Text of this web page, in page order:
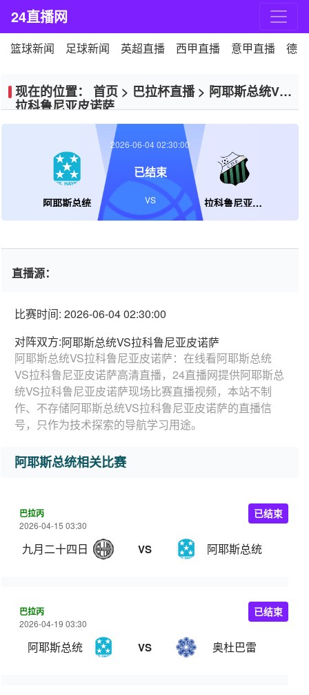
24直播网
篮球新闻 足球新闻 英超直播 西甲直播 意甲直播 德
现在的位置： 首页 > 巴拉杯直播> 阿耶斯总统VS
拉科鲁尼亚皮诺萨
阿耶斯总统 拉科鲁尼亚皮诺萨
2026-06-04 02:30:00
已结束
VS
直播源：
比赛时间: 2026-06-04 02:30:00
对阵双方:阿耶斯总统VS拉科鲁尼亚皮诺萨
阿耶斯总统VS拉科鲁尼亚皮诺萨：在线看阿耶斯总统
VS拉科鲁尼亚皮诺萨高清直播，24直播网提供阿耶斯总
统VS拉科鲁尼亚皮诺萨现场比赛直播视频，本站不制
作、不存储阿耶斯总统VS拉科鲁尼亚皮诺萨的直播信
号，只作为技术探索的导航学习用途。
阿耶斯总统相关比赛
巴拉丙
2026-04-15 03:30
九月二十四日 VS 阿耶斯总统
已结束
巴拉丙
2026-04-19 03:30
阿耶斯总统 VS 奥杜巴雷
已结束